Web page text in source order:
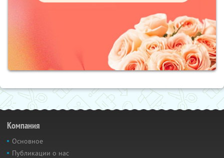
Компания
Основное
Публикации о нас